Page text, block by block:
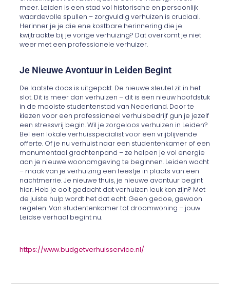
meer. Leiden is een stad vol historische en persoonlijk
waardevolle spullen – zorgvuldig verhuizen is cruciaal.
Herinner je je die ene kostbare herinnering die je
kwijtraakte bij je vorige verhuizing? Dat overkomt je niet
weer met een professionele verhuizer.
Je Nieuwe Avontuur in Leiden Begint
De laatste doos is uitgepakt. De nieuwe sleutel zit in het
slot. Dit is meer dan verhuizen – dit is een nieuw hoofdstuk
in de mooiste studentenstad van Nederland. Door te
kiezen voor een professioneel verhuisbedrijf gun je jezelf
een stressvrij begin. Wil je zorgeloos verhuizen in Leiden?
Bel een lokale verhuisspecialist voor een vrijblijvende
offerte. Of je nu verhuist naar een studentenkamer of een
monumentaal grachtenpand – ze helpen je vol energie
aan je nieuwe woonomgeving te beginnen. Leiden wacht
– maak van je verhuizing een feestje in plaats van een
nachtmerrie. Je nieuwe thuis, je nieuwe avontuur begint
hier. Heb je ooit gedacht dat verhuizen leuk kon zijn? Met
de juiste hulp wordt het dat echt. Geen gedoe, gewoon
regelen. Van studentenkamer tot droomwoning – jouw
Leidse verhaal begint nu.
https://www.budgetverhuisservice.nl/